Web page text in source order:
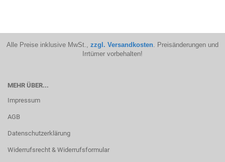
Alle Preise inklusive MwSt., zzgl. Versandkosten. Preisänderungen und
Irrtümer vorbehalten!
MEHR ÜBER...
Impressum
AGB
Datenschutzerklärung
Widerrufsrecht & Widerrufsformular